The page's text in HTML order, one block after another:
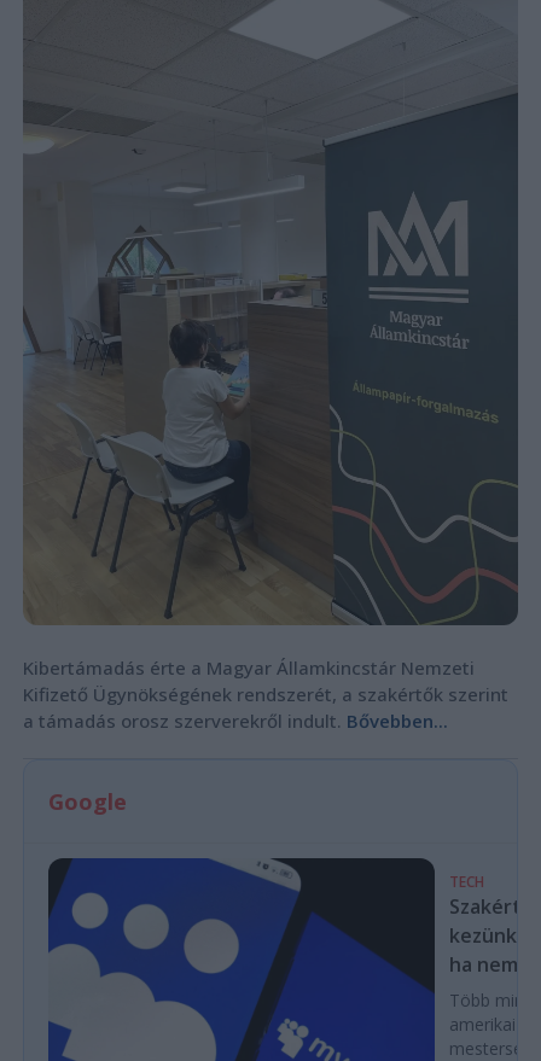
Kibertámadás érte a Magyar Államkincstár Nemzeti
Kifizető Ügynökségének rendszerét, a szakértők szerint
a támadás orosz szerverekről indult. Bővebben...
Google
TECH
ha nem
Több mint
amerikai